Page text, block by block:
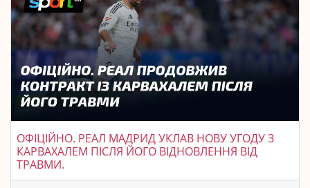
ОФІЦІЙНО. РЕАЛ МАДРИД УКЛАВ НОВУ УГОДУ З
КАРВАХАЛЕМ ПІСЛЯ ЙОГО ВІДНОВЛЕННЯ ВІД
ТРАВМИ.